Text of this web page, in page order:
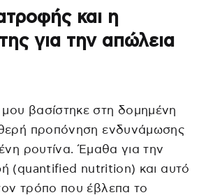
και η
για την απώλεια
βασίστηκε στη δομημένη
προπόνηση ενδυνάμωσης
ρουτίνα. Έμαθα για την
(quantified nutrition) και αυτό
τρόπο που έβλεπα το